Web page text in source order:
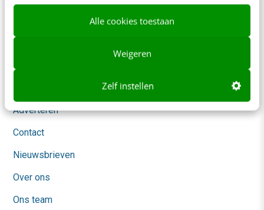
Alle cookies toestaan
Weigeren
Zelf instellen
Adverteren
Contact
Nieuwsbrieven
Over ons
Ons team